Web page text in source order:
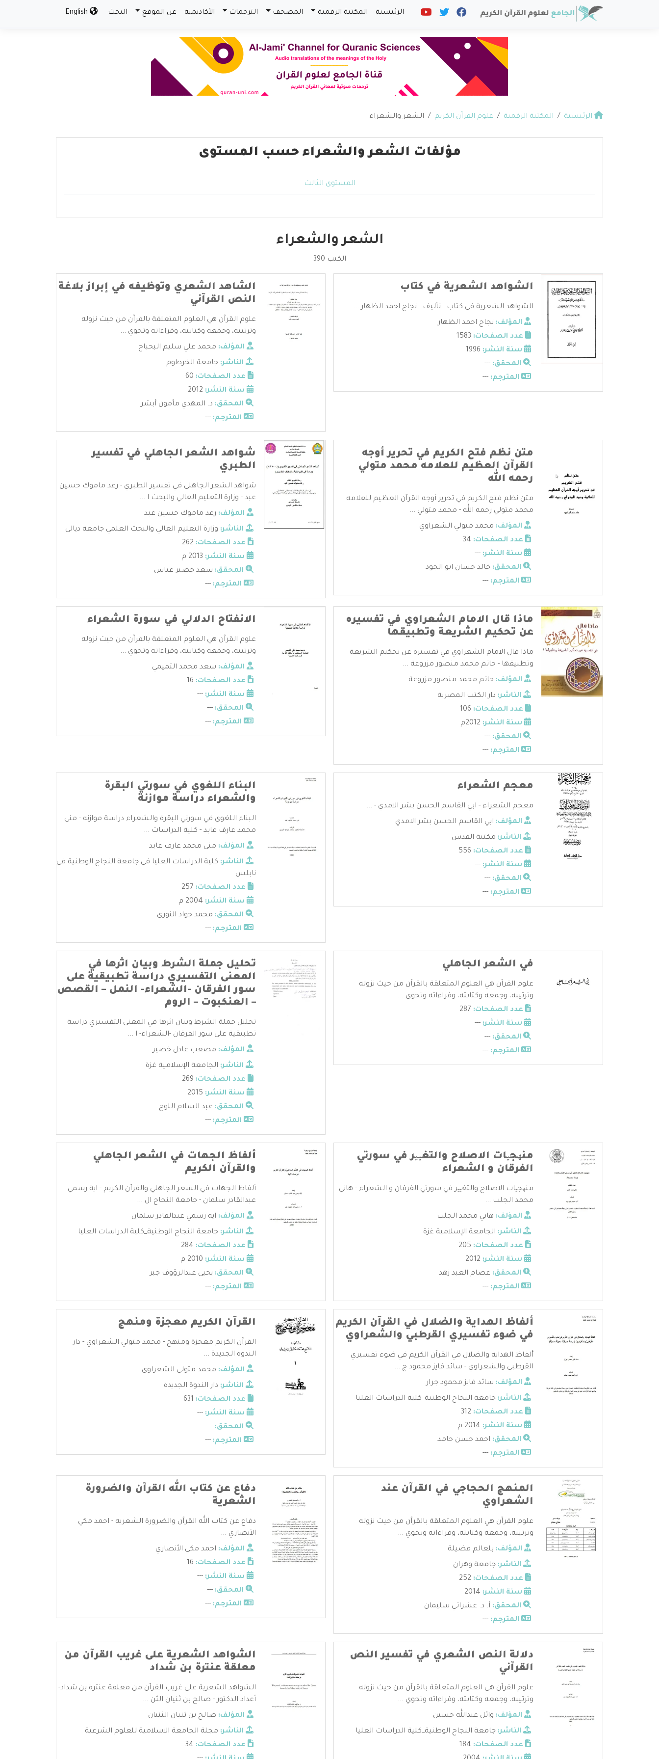
الرئيسية المكتبة الرقمية المصحف الترجمات الأكاديمية عن الموقع البحث
الرئيسية المكتبة الرقمية علوم القرآن الكريم الشعر والشعراء
مؤلفات الشعر والشعراء حسب المستوى
المستوى الثالث
الشعر والشعراء
الكتب 390
الشواهد الشعرية في كتاب
الشواهد الشعرية في كتاب - تأليف - نجاح احمد الظهار ...
المؤلف: نجاح احمد الظهار
عدد الصفحات:
سنة النشر:
المحقق: ---
المترجم: ---
الشاهد الشعري وتوظيفه في إبراز بلاغة
النص القرآني
علوم القرآن هي العلوم المتعلقة بالقرآن من حيث نزوله
وترتيبه، وجمعه وكتابته، وقراءاته وتجوي ...
المؤلف: محمد علي سليم البحباح
الناشر: جامعة الخرطوم
عدد الصفحات:
سنة النشر:
المحقق: د. المهدي مأمون أبشر
المترجم: ---
متن نظم فتح الكريم في تحرير أوجه
القرآن العظيم للعلامه محمد متولي
رحمه الله
متن نظم فتح الكريم في تحرير أوجه القرآن العظيم للعلامه
محمد متولي رحمه الله - محمد متولي ...
المؤلف: محمد متولي الشعراوي
عدد الصفحات:
سنة النشر: ---
المحقق: خالد حسان ابو الجود
المترجم: ---
شواهد الشعر الجاهلي في تفسير
الطبري
شواهد الشعر الجاهلي في تفسير الطبري - رعد ماموك حسين
عبد - وزارة التعليم العالي والبحث ا ...
المؤلف: رعد ماموك حسين عبد
الناشر: وزارة التعليم العالي والبحث العلمي جامعة ديالى
عدد الصفحات:
سنة النشر:
المحقق: سعد خضير عباس
المترجم: ---
ماذا قال الامام الشعراوي في تفسيره
عن تحكيم الشريعة وتطبيقها
ماذا قال الامام الشعراوي في تفسيره عن تحكيم الشريعة
وتطبيقها - حاتم محمد منصور مزروعة ...
المؤلف: حاتم محمد منصور مزروعة
الناشر: دار الكتب المصرية
عدد الصفحات:
سنة النشر:
المحقق: ---
المترجم: ---
الانفتاح الدلالي في سورة الشعراء
علوم القرآن هي العلوم المتعلقة بالقرآن من حيث نزوله
وترتيبه، وجمعه وكتابته، وقراءاته وتجوي ...
المؤلف: سعد محمد التميمي
عدد الصفحات:
سنة النشر: ---
المحقق: ---
المترجم: ---
معجم الشعراء
معجم الشعراء - ابي القاسم الحسن بشر الامدي - ...
المؤلف: ابي القاسم الحسن بشر الامدي
الناشر: مكتبة القدس
عدد الصفحات:
سنة النشر: ---
المحقق: ---
المترجم: ---
البناء اللغوي في سورتي البقرة
والشعراء دراسة موازنة
البناء اللغوي في سورتي البقرة والشعراء دراسة موازنه - منى
محمد عارف عابد - كلية الدراسات ...
المؤلف: منى محمد عارف عابد
الناشر: كلية الدراسات العليا في جامعة النجاح الوطنية في
نابلس
عدد الصفحات:
سنة النشر:
المحقق: محمد جواد النوري
المترجم: ---
في الشعر الجاهلي
علوم القرآن هي العلوم المتعلقة بالقرآن من حيث نزوله
وترتيبه، وجمعه وكتابته، وقراءاته وتجوي ...
عدد الصفحات:
سنة النشر: ---
المحقق: ---
المترجم: ---
تحليل جملة الشرط وبيان اثرها في
المعنى التفسيري دراسة تطبيقية على
سور الفرقان -الشعراء- النمل – القصص
– العنكبوت – الروم
تحليل جملة الشرط وبيان اثرها في المعنى التفسيري دراسة
تطبيقية على سور الفرقان -الشعراء- ا ...
المؤلف: مصعب عادل خضير
الناشر: الجامعة الإسلامية غزة
عدد الصفحات:
سنة النشر:
المحقق: عبد السلام اللوح
المترجم: ---
منھجیات الاصلاح والتغییر في سورتي
الفرقان و الشعراء
منھجیات الاصلاح والتغییر في سورتي الفرقان و الشعراء - هاني
محمد الجلب ...
المؤلف: هاني محمد الجلب
الناشر: الجامعة الإسلامية غزة
عدد الصفحات:
سنة النشر:
المحقق: عصام العبد زهد
المترجم: ---
ألفاظ الجهات في الشعر الجاهلي
والقرآن الكريم
ألفاظ الجهات في الشعر الجاهلي والقرآن الكريم - اية رسمي
عبدالقادر سلمان - جامعة النجاح ال ...
المؤلف: اية رسمي عبدالقادر سلمان
الناشر: جامعة النجاح الوطنية_كلية الدراسات العليا
عدد الصفحات:
سنة النشر:
المحقق: يحيى عبدالرؤوف جبر
المترجم: ---
ألفاظ الهداية والضلال في القرآن الكريم
في ضوء تفسيري القرطبي والشعراوي
ألفاظ الهداية والضلال في القرآن الكريم في ضوء تفسيري
القرطبي والشعراوي - سائد فايز محمود ج ...
المؤلف: سائد فايز محمود جرار
الناشر: جامعة النجاح الوطنية_كلية الدراسات العليا
عدد الصفحات:
سنة النشر:
المحقق: احمد حسن حامد
المترجم: ---
القرآن الكريم معجزة ومنهج
القرآن الكريم معجزة ومنهج - محمد متولي الشعراوي - دار
الندوة الجديدة ...
المؤلف: محمد متولي الشعراوي
الناشر: دار الندوة الجديدة
عدد الصفحات:
سنة النشر: ---
المحقق: ---
المترجم: ---
المنهج الحجاجي في القرآن عند
الشعراوي
علوم القرآن هي العلوم المتعلقة بالقرآن من حيث نزوله
وترتيبه، وجمعه وكتابته، وقراءاته وتجوي ...
المؤلف: بلعالم فضيلة
الناشر: جامعة وهران
عدد الصفحات:
سنة النشر:
المحقق: أ. د. عشراتي سليمان
المترجم: ---
دفاع عن كتاب الله القرآن والضرورة
الشعرية
دفاع عن كتاب الله القرآن والضرورة الشعريه - احمد مكي
الأنصاري ...
المؤلف: احمد مكي الأنصاري
عدد الصفحات:
سنة النشر: ---
المحقق: ---
المترجم: ---
دلالة النص الشعري في تفسير النص
القرآني
علوم القرآن هي العلوم المتعلقة بالقرآن من حيث نزوله
وترتيبه، وجمعه وكتابته، وقراءاته وتجوي ...
المؤلف: وائل عبدالله حسين
الناشر: جامعة النجاح الوطنية_كلية الدراسات العليا
عدد الصفحات:
الشواهد الشعرية على غريب القرآن من
معلقة عنترة بن شداد
الشواهد الشعرية على غريب القرآن من معلقة عنترة بن شداد-
أعداد الدكتور - صالح بن ثنيان الثن ...
المؤلف: صالح بن ثنيان الثنيان
الناشر: مجلة الجامعة الاسلامية للعلوم الشرعية
عدد الصفحات: